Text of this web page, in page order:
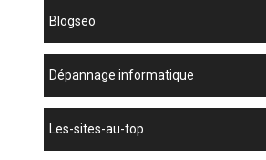
blogseo
dépannage informatique
les-sites-au-top